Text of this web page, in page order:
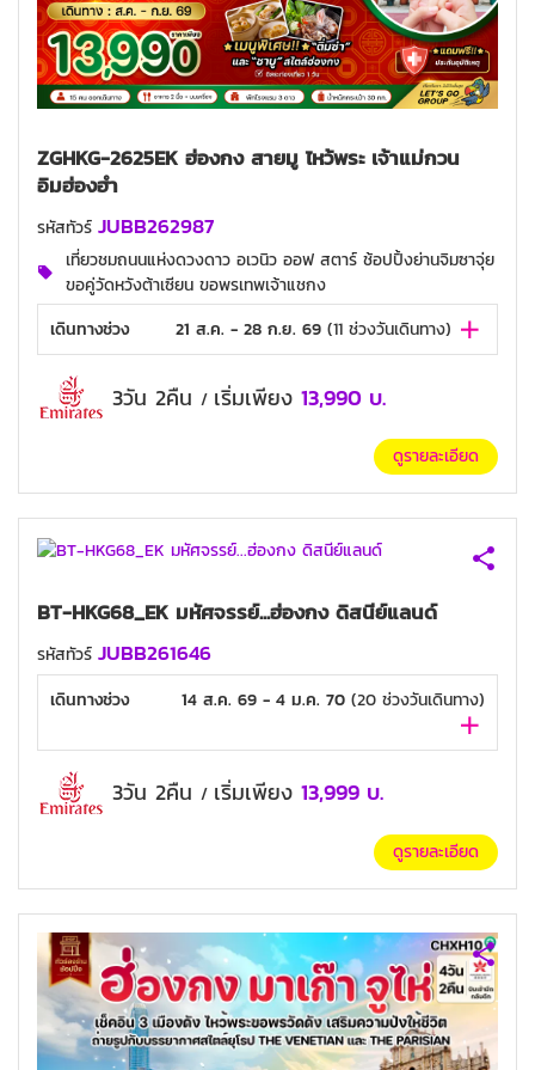
ZGHKG-2625EK ฮ่องกง สายมู ไหว้พระ เจ้าแม่กวน
อิมฮ่องฮำ
รหัสทัวร์ JUBB262987
เที่ยวชมถนนแห่งดวงดาว อเวนิว ออฟ สตาร์ ช้อปปิ้งย่านจิมซาจุ่ย
ขอคู่วัดหวังต้าเซียน ขอพรเทพเจ้าแชกง
เดินทางช่วง
21 ส.ค. - 28 ก.ย. 69 (11 ช่วงวันเดินทาง)
3วัน 2คืน / เริ่มเพียง 13,990 บ.
ดูรายละเอียด
BT-HKG68_EK มหัศจรรย์...ฮ่องกง ดิสนีย์แลนด์
รหัสทัวร์ JUBB261646
เดินทางช่วง 14 ส.ค. 69 - 4 ม.ค. 70 (20 ช่วงวันเดินทาง)
3วัน 2คืน / เริ่มเพียง 13,999 บ.
ดูรายละเอียด